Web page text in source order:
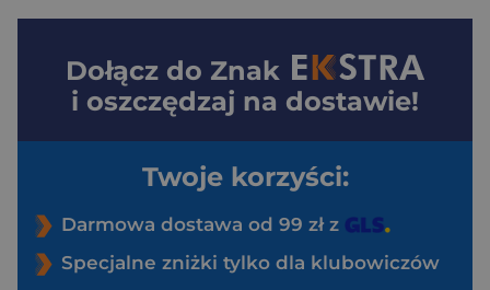
Dołącz do Znak
i oszczędzaj na dostawie!
Twoje korzyści:
Darmowa dostawa od 99 zł z
Specjalne zniżki tylko dla klubowiczów